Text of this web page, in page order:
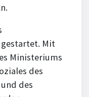
Mit
Ministeriums
des
des